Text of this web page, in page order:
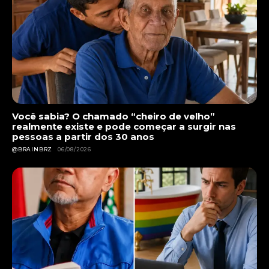
Você sabia? O chamado “cheiro de velho”
realmente existe e pode começar a surgir nas
pessoas a partir dos 30 anos
@BRAINBRZ 06/08/2026